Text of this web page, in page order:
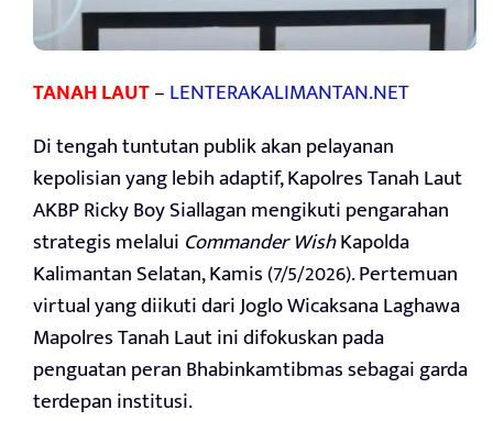
TANAH LAUT–LENTERAKALIMANTAN.NET
Di tengah tuntutan publik akan pelayanan
kepolisian yang lebih adaptif, Kapolres Tanah Laut
AKBP Ricky Boy Siallagan mengikuti pengarahan
strategis melalui Commander WishKapolda
Kalimantan Selatan, Kamis (7/5/2026). Pertemuan
virtual yang diikuti dari Joglo Wicaksana Laghawa
Mapolres Tanah Laut ini difokuskan pada
penguatan peran Bhabinkamtibmas sebagai garda
terdepan institusi.